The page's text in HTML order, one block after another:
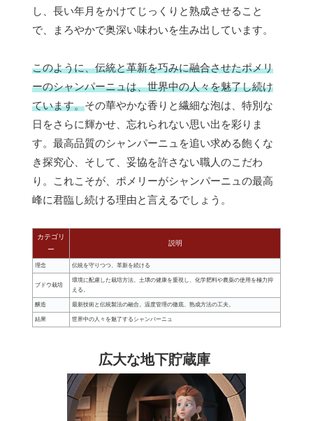
し、長い年月をかけてじっくりと熟成させること
で、まろやかで奥深い味わいを生み出しています。
このように、伝統と革新を巧みに融合させたポメリ
ーのシャンパーニュは、世界中の人々を魅了し続け
ています。その華やかな香りと繊細な泡は、特別な
日をさらに輝かせ、忘れられない思い出を彩りま
す。最高品質のシャンパーニュを追い求める飽くな
き探究心、そして、妥協を許さない職人のこだわ
り。これこそが、ポメリーがシャンパーニュの最高
峰に君臨し続ける理由と言えるでしょう。
カテゴリ
ー
説明
理念 伝統を守りつつ、革新を続ける
ブドウ栽培
環境に配慮した栽培方法。土壌の健康を重視し、化学肥料や農薬の使用を極力抑
える。
醸造 最新技術と伝統製法の融合。温度管理の徹底、熟成方法の工夫。
結果 世界中の人々を魅了するシャンパーニュ
広大な地下貯蔵庫